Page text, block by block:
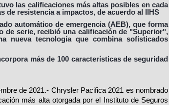
las calificaciones más altas posibles en cada
de resistencia a impactos, de acuerdo al IIHS
automático de emergencia (AEB), que forma
de serie, recibió una calificación de "Superior",
nueva tecnología que combina sofisticados
más de 100 características de seguridad
de 2021.- Chrysler Pacifica 2021 es nombrado
más alta otorgada por el Instituto de Seguros